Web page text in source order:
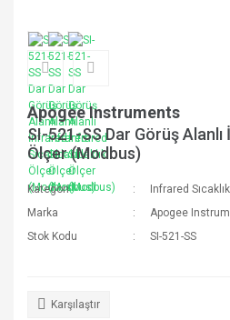
Apogee Instruments
SI-521-SS Dar Görüş Alanlı
Ölçer (Modbus)
Kategori
Infrared
Marka
Apogee
Stok Kodu
SI-521-SS
Karşılaştır